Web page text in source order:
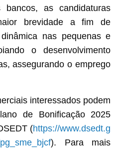
as candidaturas
brevidade a fim de
nas pequenas e
o desenvolvimento
assegurando o emprego
interessados podem
de Bonificação 2025
(https://www.dsedt.g
). Para mais